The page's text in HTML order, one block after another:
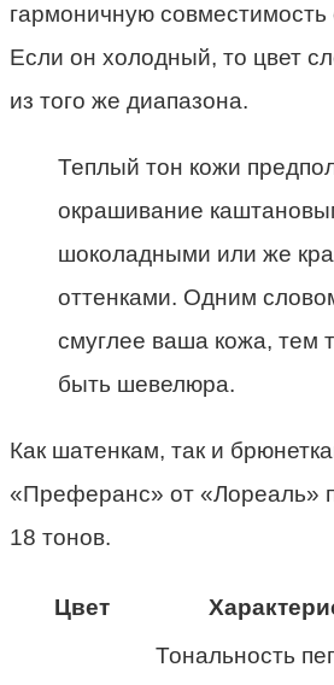
гармоничную совместимость
Если он холодный, то цвет
из того же диапазона.
Теплый тон кожи
окрашивание
шоколадными или же
оттенками. Одним
смуглее ваша кожа, тем
быть шевелюра.
Как шатенкам, так и
«Преферанс» от «Лореаль»
18 тонов.
Цвет
Тональность